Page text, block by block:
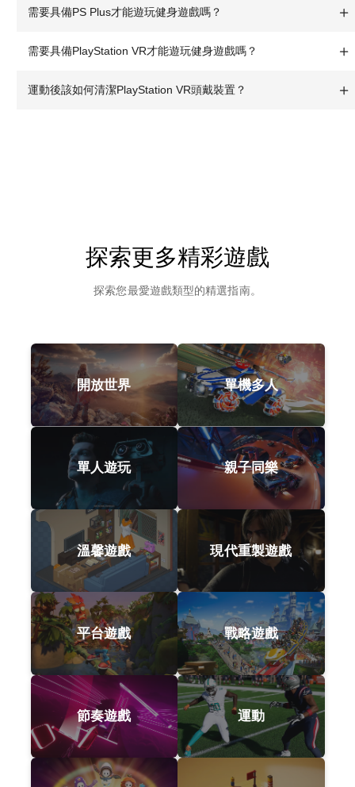
需要具備PS Plus才能遊玩健身遊戲嗎？
需要具備PlayStation VR才能遊玩健身遊戲嗎？
運動後該如何清潔PlayStation VR頭戴裝置？
探索更多精彩遊戲
探索您最愛遊戲類型的精選指南。
開放世界 單機多人
單人遊玩 親子同樂
溫馨遊戲 現代重製遊戲
平台遊戲 戰略遊戲
節奏遊戲 運動